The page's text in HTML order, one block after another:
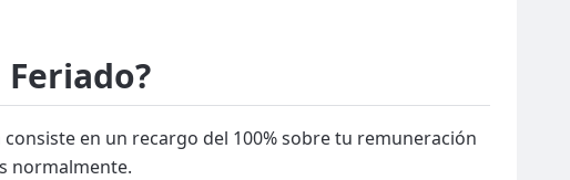
en un recargo del 100% sobre tu remuneración
normalmente.